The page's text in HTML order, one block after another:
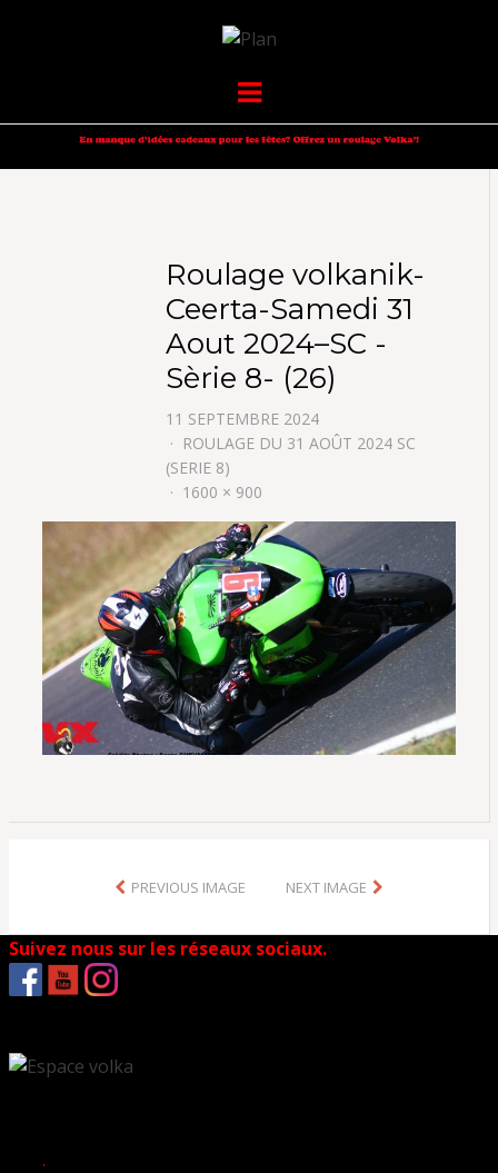
VOLKANIK-
ENDURANCE
Menu
Roulage volkanik-
Ceerta-Samedi 31
Aout 2024–SC -
Sèrie 8- (26)
11 SEPTEMBRE 2024
ROULAGE DU 31 AOÛT 2024 SC
(SERIE 8)
1600 × 900
PREVIOUS IMAGE NEXT IMAGE
Suivez nous sur les réseaux sociaux.
.